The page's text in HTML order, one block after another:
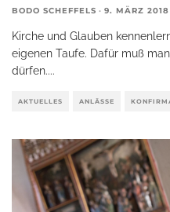
BODO SCHEFFELS · 9. MÄRZ 2018
Kirche und Glauben
eigenen Taufe. Dafür muß
dürfen....
AKTUELLES ANLÄSSE